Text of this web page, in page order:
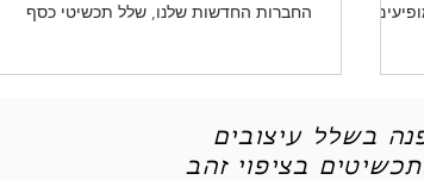
החברות החדשות שלנו, שלל תכשיטי כסף
בשלל עיצובים
בציפוי זהב